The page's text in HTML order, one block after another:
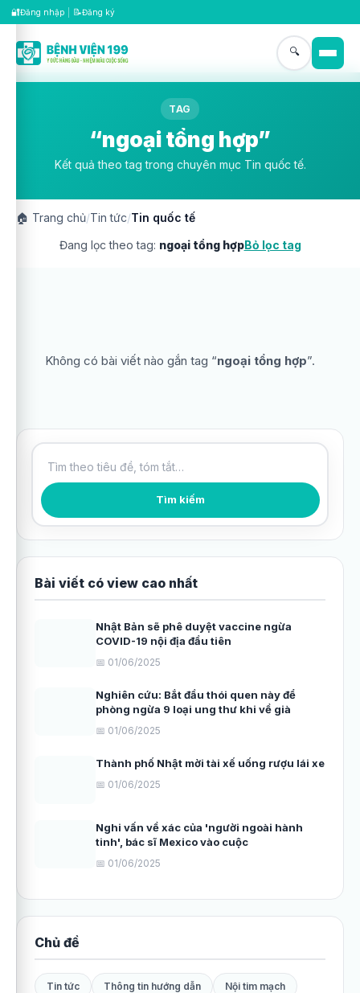
🔐Đăng nhập 📝Đăng ký
🔍
TAG
“ngoại tổng hợp”
Kết quả theo tag trong chuyên mục Tin quốc tế.
🏠 Trang chủ/Tin tức/Tin quốc tế
Đang lọc theo tag: ngoại tổng hợpBỏ lọc tag
Không có bài viết nào gắn tag “ngoại tổng hợp”.
Tìm kiếm bài viết Tìm kiếm
Bài viết có view cao nhất
Nhật Bản sẽ phê duyệt vaccine ngừa
COVID-19 nội địa đầu tiên
📅 01/06/2025
Nghiên cứu: Bắt đầu thói quen này để
phòng ngừa 9 loại ung thư khi về già
📅 01/06/2025
Thành phố Nhật mời tài xế uống rượu lái xe
📅 01/06/2025
Nghi vấn về xác của 'người ngoài hành
tinh', bác sĩ Mexico vào cuộc
📅 01/06/2025
Chủ đề
Tin tức Thông tin hướng dẫn Nội tim mạch